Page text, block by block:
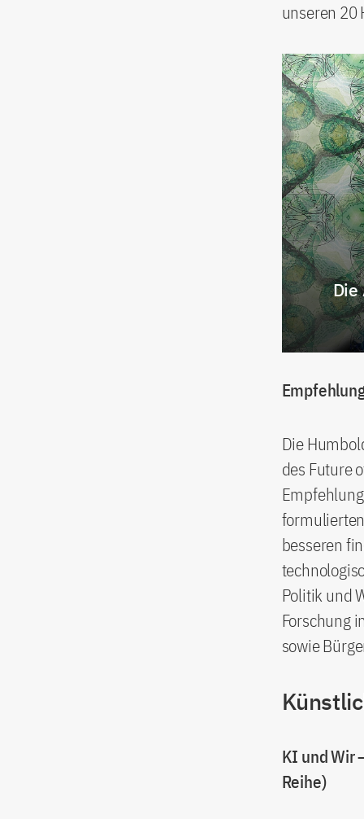
unseren 20
Die
Die
des Future
besseren
Politik und
Forschung
sowie
KI und Wir
Reihe)